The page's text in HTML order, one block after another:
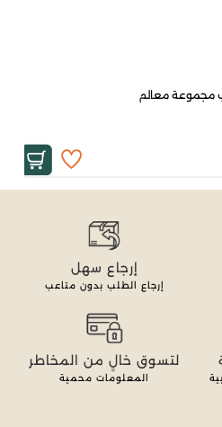
مجموعة معالم
إرجاع سهل
إرجاع الطلب بدون متاعب
لتسوق خالٍ من المخاطر
المعلومات محمية